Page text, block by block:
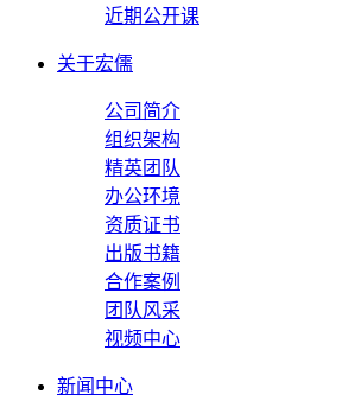
近期公开课
关于宏儒
公司简介
组织架构
精英团队
办公环境
资质证书
出版书籍
合作案例
团队风采
视频中心
新闻中心